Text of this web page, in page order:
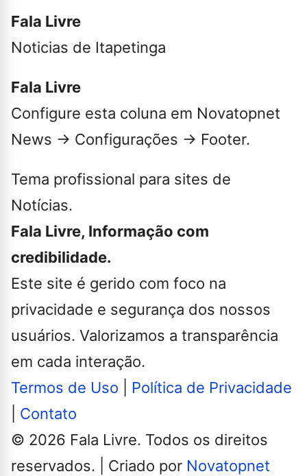
Fala Livre
Noticias de Itapetinga
Fala Livre
Configure esta coluna em Novatopnet
News → Configurações → Footer.
Tema profissional para sites de
Notícias.
Fala Livre, Informação com
credibilidade.
Este site é gerido com foco na
privacidade e segurança dos nossos
usuários. Valorizamos a transparência
em cada interação.
Termos de Uso
Política de Privacidade
Contato
© 2026 Fala Livre. Todos os direitos
reservados. | Criado por Novatopnet